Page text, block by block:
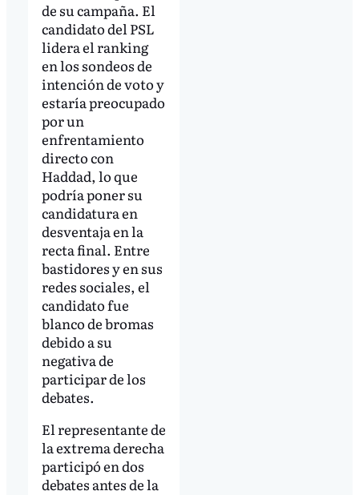
de su campaña. El
candidato del PSL
lidera el ranking
en los sondeos de
intención de voto y
estaría preocupado
por un
enfrentamiento
directo con
Haddad, lo que
podría poner su
candidatura en
desventaja en la
recta final. Entre
bastidores y en sus
redes sociales, el
candidato fue
blanco de bromas
debido a su
negativa de
participar de los
debates.
El representante de
la extrema derecha
participó en dos
debates antes de la